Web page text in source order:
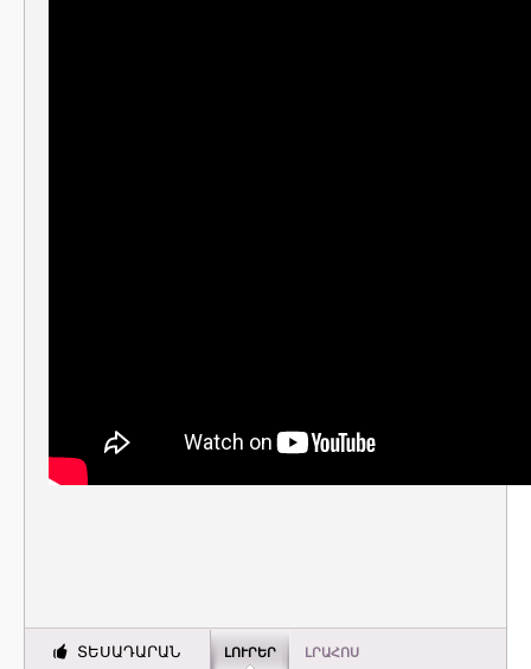
ՏԵՍԱԴԱՐԱՆ ԼՈՒՐԵՐ ԼՐԱՀՈՍ